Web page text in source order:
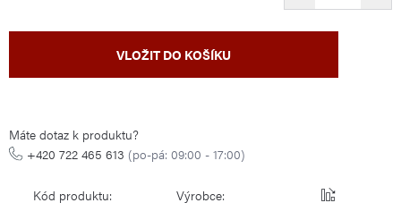
VLOŽIT DO KOŠÍKU
Máte dotaz k produktu?
+420 722 465 613 (po-pá: 09:00 - 17:00)
Kód produktu:
Výrobce: